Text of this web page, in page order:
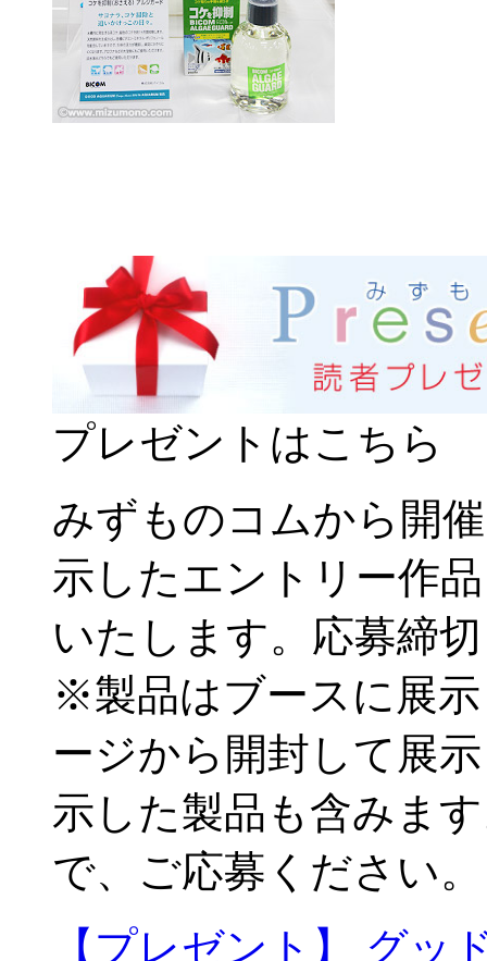
プレゼントはこちら
みずものコムから開
示したエントリー作
いたします。応募締
※製品はブースに展
ージから開封して展
示した製品も含みま
で、ご応募ください。
【プレゼント】 グッ